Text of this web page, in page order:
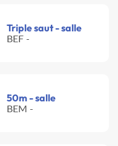
Triple saut - salle
BEF -
50m - salle
BEM -